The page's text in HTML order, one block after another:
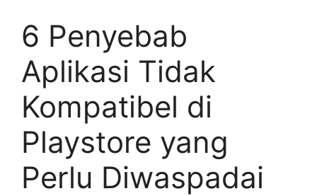
6 Penyebab
Aplikasi Tidak
Kompatibel di
Playstore yang
Perlu Diwaspadai